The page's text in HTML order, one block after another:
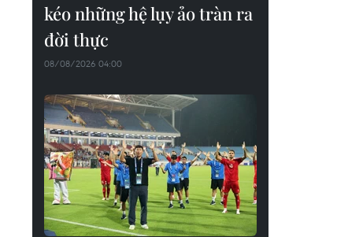
kéo những hệ lụy ảo tràn ra
đời thực
08/08/2026 04:00